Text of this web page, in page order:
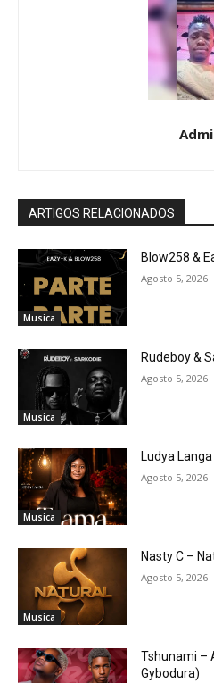
ARTIGOS RELACIONADOS
Musica
Blow258 &
Agosto 5, 2026
Musica
Rudeboy &
Agosto 5, 2026
Musica
Ludya
Agosto 5, 2026
Musica
Nasty C –
Agosto 5, 2026
Tshunami –
Gybodura)